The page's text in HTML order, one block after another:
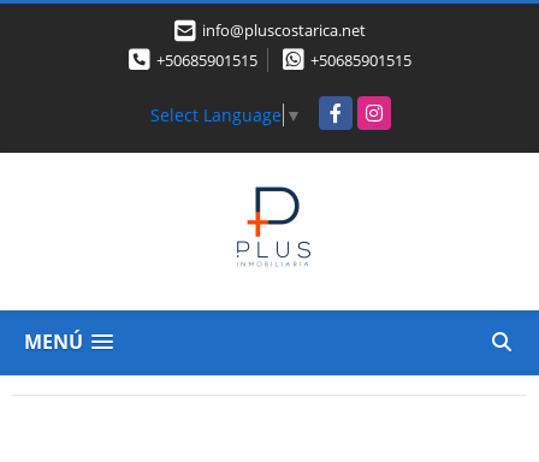
info@pluscostarica.net
+50685901515
+50685901515
Select Language ▼ FacebookInstagram
MENÚ